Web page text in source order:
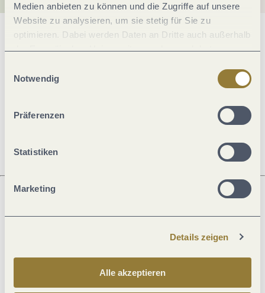
Medien anbieten zu können und die Zugriffe auf unsere
Website zu analysieren, um sie stetig für Sie zu
optimieren. Dabei werden Daten an Dritte auch außerhalb
der Europäischen Union weitergegeben und dort
jederzeit widerrufen werden. Mit der Auswahl "Alle
ablehnen" kann es zu Beeinträchtigungen in der Nutzung
Notwendig
Präferenzen
Statistiken
Marketing
Details zeigen
Alle akzeptieren
Allgemeine Informationen
Was möchtest du als nächstes tun?
Anreise planen